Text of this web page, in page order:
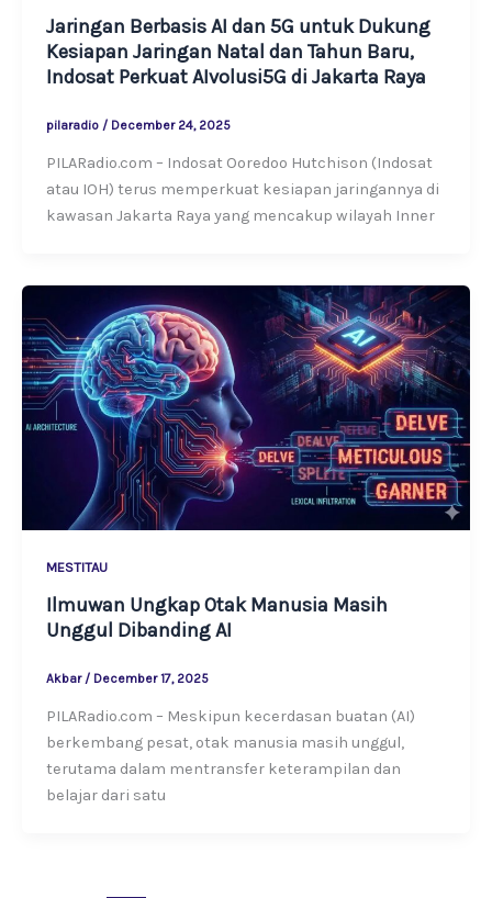
Jaringan Berbasis AI dan 5G untuk Dukung
Kesiapan Jaringan Natal dan Tahun Baru,
Indosat Perkuat AIvolusi5G di Jakarta Raya
pilaradio / December 24, 2025
PILARadio.com – Indosat Ooredoo Hutchison (Indosat
atau IOH) terus memperkuat kesiapan jaringannya di
kawasan Jakarta Raya yang mencakup wilayah Inner
MESTITAU
Ilmuwan Ungkap Otak Manusia Masih
Unggul Dibanding AI
Akbar / December 17, 2025
PILARadio.com – Meskipun kecerdasan buatan (AI)
berkembang pesat, otak manusia masih unggul,
terutama dalam mentransfer keterampilan dan
belajar dari satu